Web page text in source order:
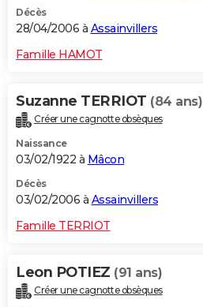
Décès
28/04/2006 à Assainvillers
Famille HAMOT
Suzanne TERRIOT (84 ans)
Créer une cagnotte obsèques
Naissance
03/02/1922 à Mâcon
Décès
03/02/2006 à Assainvillers
Famille TERRIOT
Leon POTIEZ (91 ans)
Créer une cagnotte obsèques